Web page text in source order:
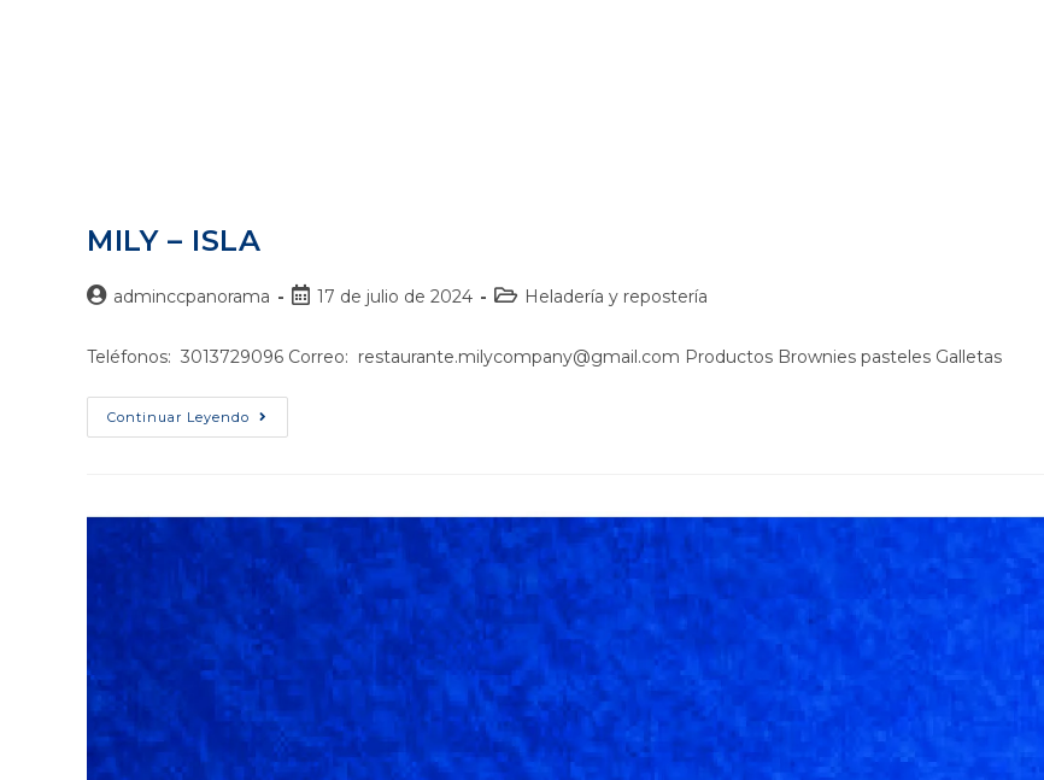
MILY – ISLA
adminccpanorama 17 de julio de 2024 Heladería y repostería
Teléfonos: 3013729096 Correo: restaurante.milycompany@gmail.com Productos Brownies pasteles Galletas
Continuar Leyendo